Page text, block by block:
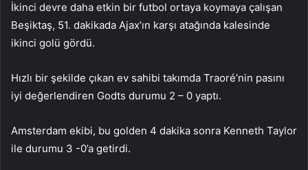
İkinci devre daha etkin bir futbol ortaya koymaya çalışan
Beşiktaş, 51. dakikada Ajax’ın karşı atağında kalesinde
ikinci golü gördü.
Hızlı bir şekilde çıkan ev sahibi takımda Traoré’nin pasını
iyi değerlendiren Godts durumu 2 – 0 yaptı.
Amsterdam ekibi, bu golden 4 dakika sonra Kenneth Taylor
ile durumu 3 -0’a getirdi.